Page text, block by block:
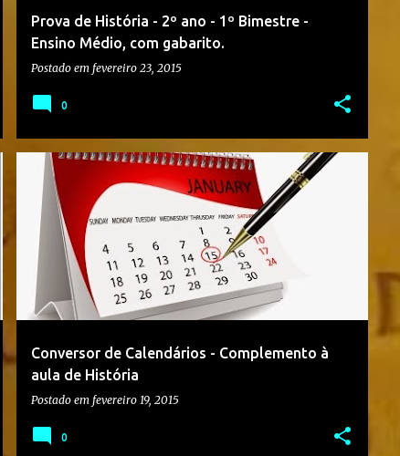
Prova de História - 2º ano - 1º Bimestre -
Ensino Médio, com gabarito.
Postado em fevereiro 23, 2015
0
Conversor de Calendários - Complemento à
aula de História
Postado em fevereiro 19, 2015
2015 6º ANO COLÉGIO CONSTRUINDO O SABER
CURIOSIDADE ENSINO FUNDAMENTAL HISTÓRIA
0